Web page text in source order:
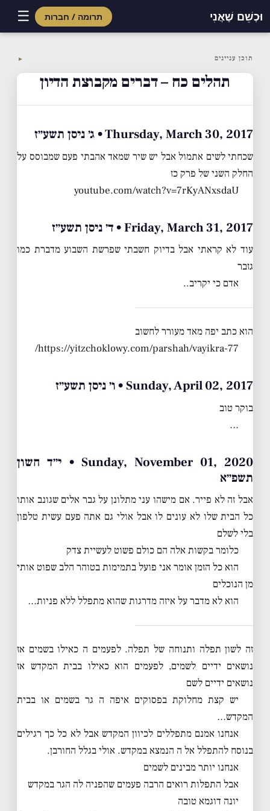
וּכְשֵׁם שֶׁאֲנִי תרומה / חברות ☰
content
תוכן עניינים ▼
תהלים כח – דברים מקבוצת הדיון
Thursday, March 30, 2017 • ג׳ ניסן תשע״ז
שכחתי לשים אתמול אבל יש שיר שמאד אהבתי פעם שמבוסס על
החלק השני של פרק כז
youtube.com/watch?v=7rKyANxsdaU
Friday, March 31, 2017 • ד׳ ניסן תשע״ז
עוד לא קראתי אבל בדיוק חשבתי שפרשת השבוע מדברת כמו
גזבר
אדם כי יקריב..
הוא כתב יפה מאד מעורר לחשוב
https://yitzchoklowy.com/parshah/vayikra-77/
Sunday, April 02, 2017 • ו׳ ניסן תשע״ז
בוקר טוב
…
Sunday, November 01, 2020 • י״ד חשון
תשפ״א
אבל זה לא פייר. אם מישהו עני מתלונן על גבר אלים שגונב אותו
כל הבית שלו לא עונים לו אבל אולי גם אתה פעם עשית טלפון
בלי לשלם
כלומר בקשות אלה הם כולם פשוט לעשיית צדק
הוא כל הזמן אומר אני פועל בתמימות בטוהר הלב שפוט אותי
מן הנוכלים
הוא לא מדבר על איזה מדרגות שהוא מתפלל ללא פניות…
זה לשון תפלה ותנוחה של תפלה. לפעמים ה כאילו בשמים אז
נושאים ידיים לשמים, לפעמים הוא כאילו בבית המקדש אז
נושאים ידיים לשם
יש קצת מחלוקת בפסוקים איפה ה גר בשמים או בבית
המקדש…
אנחנו אמנם מתפללים לכיוון המקדש אבל לא כל כך רגילים
בנוסח להתפלל אל ה הנמצא במקדש. אולי בגלל החורבן.
אנחנו יותר מבינים לשמים
אבל התפלות רואים הרבה פעמים שהפניה לה הגר במקדש
יונה דוגמא טובה